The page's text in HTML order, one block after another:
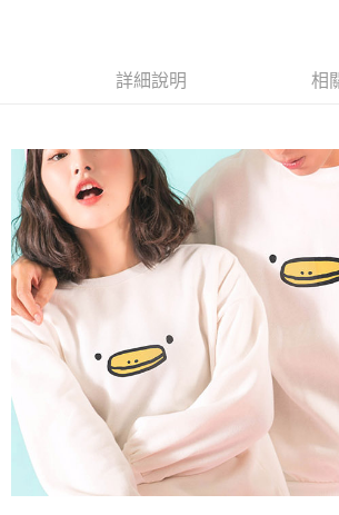
2.透過簡訊連結打開帳單後，可選擇「超商條碼／台
帳／街口支付／iPASS MONEY」等通路繳費。
1.本服務係由「台灣大哥大股份有限公司」（以下簡
用戶於交易時，得透過本服務購買商品或服務，並由
買賣價金債權讓與本公司後，依約使用本公司帳單繳
2.基於同意付款使用「大哥付你分期」之契約關係目
資料（包含姓名、電話或地址）提供予台灣大哥大進
由本公司與您本人進行分期帳單所需資料之確認、核
3.完整用戶服務條款，請詳閱以下連結：
https://
結帳頁面，進行簡訊認證並確認金額後，即可完成結
※ 請注意：結帳手續完成當下不需立刻繳費，但若您
購買商品的店家。未經商家同意取消之訂單仍視為有
後付繳納相關費用。
※ 交易是否成功請以「AFTEE先享後付 」之結帳頁
是否繳費成功／繳費後需取消欲退款等相關疑問，請
客戶支援中心」
https://
【注意事項】
１．透過由恩沛科技股份有限公司提供之「AFTEE
易，需依本服務之必要範圍內提供個人資料，並將交
權轉讓予恩沛科技股份有限公司。
２．關於個人資料處理事宜，請瀏覽以下網址：
https://aftee.tw/terms/#terms3
３．未成年的使用者請事先徵得法定代理人或監護人
「AFTEE先享後付」，若未經同意申辦者引起之損失
任。
４．使用「AFTEE先享後付」時，將依據個別帳號
時審查核予不同之上限額度；若仍有額度不足之情形
付款後全家取貨
7-11付款取貨
每筆NT$65，滿NT$899(含以上)免運費
付款後7-11取貨
每筆NT$60，滿NT$899(含以上)免運費
宅配
每筆NT$65，滿NT$899(含以上)免運費
詳細說明 相